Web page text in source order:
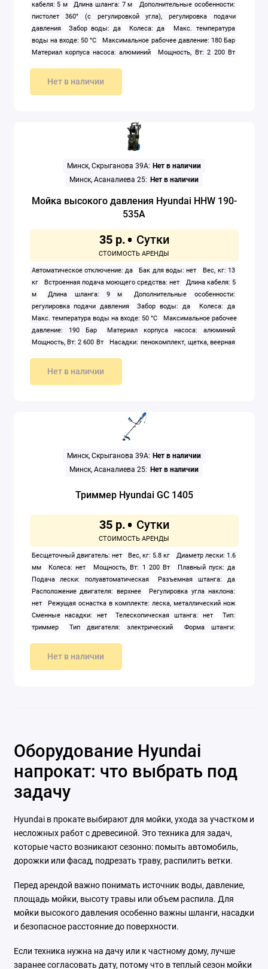
кабеля: 5 м
Длина шланга: 7 м
Дополнительные особенности:
пистолет 360° (с регулировкой угла), регулировка подачи
давления
Забор воды: да Колеса: да
Макс. температура
воды на входе: 50 °C
Максимальное рабочее давление: 180 Бар
Материал корпуса насоса: алюминий
Мощность, Вт: 2 200 Вт
Нет в наличии
Минск, Скрыганова 39А: Нет в наличии
Минск, Асаналиева 25: Нет в наличии
Мойка высокого давления Hyundai HHW 190-
535A
35 р.
Автоматическое отключение: да Бак для воды: нет
Вес, кг: 13
кг
Встроенная подача моющего средства: нет
Длина кабеля: 5
м
Длина шланга: 9 м
Дополнительные особенности:
регулировка подачи давления
Забор воды: да
Колеса: да
Макс. температура воды на входе: 50 °C
Максимальное рабочее
давление: 190 Бар
Материал корпуса насоса: алюминий
Мощность, Вт: 2 600 Вт
Насадки: пенокомплект, щетка, веерная
Нет в наличии
Минск, Скрыганова 39А: Нет в наличии
Минск, Асаналиева 25: Нет в наличии
Триммер Hyundai GC 1405
35 р.
Бесщеточный двигатель: нет Вес, кг: 5.8 кг
Диаметр лески: 1.6
мм
Колеса: нет Мощность, Вт: 1 200 Вт
Плавный пуск: да
Подача лески: полуавтоматическая
Разъемная штанга: да
Расположение двигателя: верхнее
Регулировка угла наклона:
нет
Режущая оснастка в комплекте: леска, металлический нож
Сменные насадки: нет
Телескопическая штанга: нет
Тип:
триммер
Тип двигателя: электрический
Форма штанги:
Нет в наличии
Оборудование Hyundai
напрокат: что выбрать под
задачу
Hyundai в прокате выбирают для мойки, ухода за участком и
несложных работ с древесиной. Это техника для задач,
которые часто возникают сезонно: помыть автомобиль,
дорожки или фасад, подрезать траву, распилить ветки.
Перед арендой важно понимать источник воды, давление,
площадь мойки, высоту травы или объем распила. Для
мойки высокого давления особенно важны шланги, насадки
и безопасное расстояние до поверхности.
Если техника нужна на дачу или к частному дому, лучше
заранее согласовать дату, потому что в теплый сезон мойки